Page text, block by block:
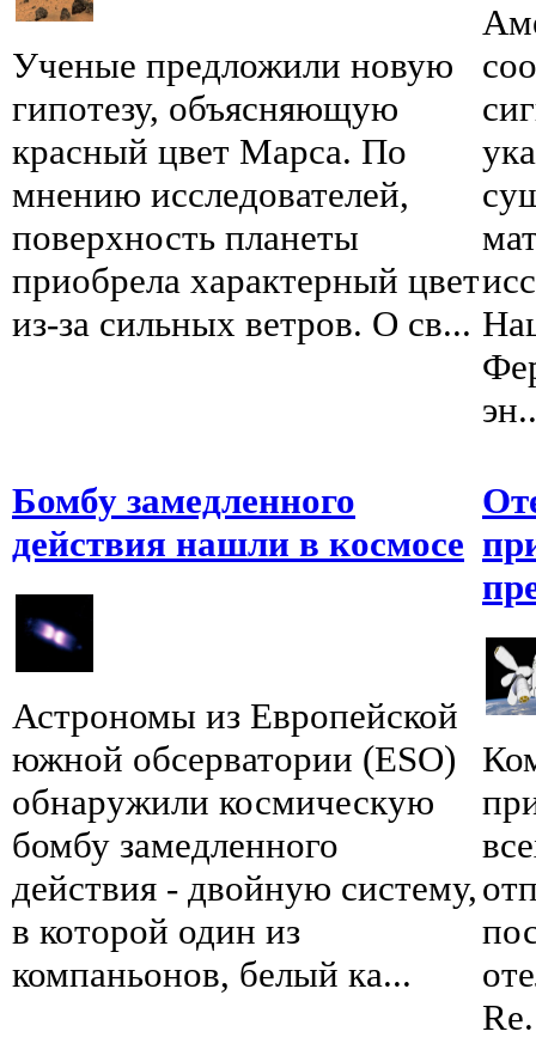
Ученые предложили новую
гипотезу, объясняющую
красный цвет Марса. По
мнению исследователей,
поверхность планеты
приобрела характерный цвет
из-за сильных ветров. О св...
Бомбу замедленного
действия нашли в космосе
Астрономы из Европейской
южной обсерватории (ESO)
обнаружили космическую
бомбу замедленного
действия - двойную систему,
в которой один из
компаньонов, белый ка...